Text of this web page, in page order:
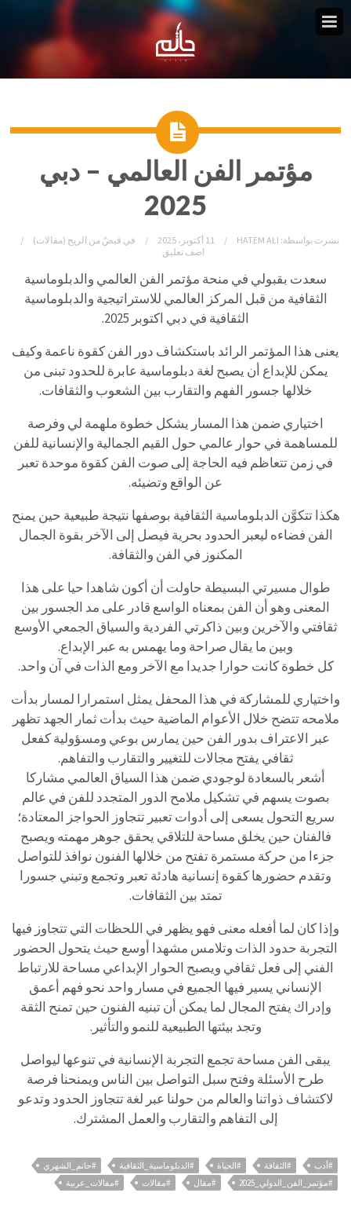
مؤتمر الفن العالمي – دبي
2025
نشرت بواسطة: HATEM ALI 11 أكتوبر، 2025 في قبضٌ من الريح (مقالات)
اضف تعليق
سعدت بقبولي في منحة مؤتمر الفن العالمي والدبلوماسية
الثقافية من قبل المركز العالمي للاستراتيجية والدبلوماسية
الثقافية في دبي اكتوبر 2025.
يعنى هذا المؤتمر الرائد باستكشاف دور الفن كقوة ناعمة وكيف
يمكن للإبداع أن يصبح لغة دبلوماسية عابرة للحدود تبنى من
خلالها جسور الفهم والتقارب بين الشعوب والثقافات.
اختياري ضمن هذا المسار يشكل خطوة ملهمة لي وفرصة
للمساهمة في حوار عالمي حول القيم الجمالية والإنسانية للفن
في زمن تتعاظم فيه الحاجة إلى صوت الفن كقوة موحدة تعبر
عن الواقع وتضيئه.
هكذا تتكوَّن الدبلوماسية الثقافية بوصفها نتيجة طبيعية حين يمنح
الفن فضاءه ليعبر الحدود بحرية فيصل إلى الآخر بقوة الجمال
المكنوز في الفن والثقافة.
طوال مسيرتي البسيطة حاولت أن أكون شاهدا حيا على هذا
المعنى وهو أن الفن بمعناه الواسع قادر على مد الجسور بين
ثقافتي والآخرين وبين ذاكرتي الفردية والسياق الجمعي الأوسع
وبين ما يقال صراحة وما يهمس به عبر الإبداع.
كل خطوة كانت حوارا جديدا مع الآخر ومع الذات في آن واحد.
واختياري للمشاركة في هذا المحفل يمثل استمرارا لمسار بدأت
ملامحه تتضح خلال الأعوام الماضية حيث بدأت ثمار الجهد تظهر
عبر الاعتراف بدور الفن حين يمارس بوعي ومسؤولية كفعل
ثقافي يفتح مجالات للتغيير والتقارب والتفاهم.
أشعر بالسعادة لوجودي ضمن هذا السياق العالمي مشاركا
بصوت يسهم في تشكيل ملامح الدور المتجدد للفن في عالم
سريع التحول يسعى إلى أدوات تعبير تتجاوز الحواجز المعتادة؛
فالفنان حين يخلق مساحة للتلاقي يحقق جوهر مهمته ويصبح
جزءا من حركة مستمرة تفتح من خلالها الفنون نوافذ للتواصل
وتقدم حضورها كقوة إنسانية هادئة تعبر وتجمع وتبني جسورا
تمتد بين الثقافات.
وإذا كان لما أفعله معنى فهو يظهر في اللحظات التي تتجاوز فيها
التجربة حدود الذات وتلامس مشهدا أوسع حيث يتحول الحضور
الفني إلى فعل ثقافي ويصبح الحوار الإبداعي مساحة للارتباط
الإنساني يسير فيها الجميع في مسار واحد نحو فهم أعمق
وإدراك يفتح المجال لما يمكن أن تبنيه الفنون حين تمنح الثقة
وتجد بيئتها الطبيعية للنمو والتأثير.
يبقى الفن مساحة تجمع التجربة الإنسانية في تنوعها ليواصل
طرح الأسئلة وفتح سبل التواصل بين الناس ويمنحنا فرصة
لاكتشاف ذواتنا والعالم من حولنا عبر لغة تتجاوز الحدود وتدعو
إلى التفاهم والتقارب والعمل المشترك.
#أدب #الثقافة #الحياة #الدبلوماسية_الثقافية
#حاتم_الشهري
#مؤتمر_الفن_الدولي_2025
#مقال #مقالات #مقالات_عربية